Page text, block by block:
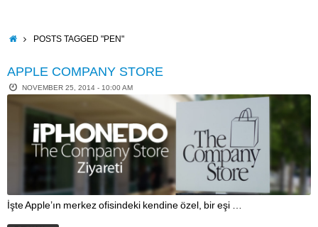
contentHOMEPOSTS TAGGED "PEN"
APPLE COMPANY STORE
NOVEMBER 25, 2014 - 10:00 AM
İşte Apple’ın merkez ofisindeki kendine özel, bir eşi …